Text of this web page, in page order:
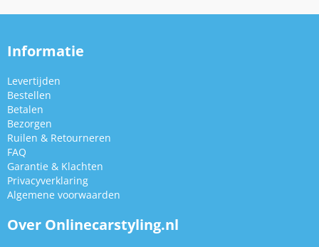
Informatie
Levertijden
Bestellen
Betalen
Bezorgen
Ruilen & Retourneren
FAQ
Garantie & Klachten
Privacyverklaring
Algemene voorwaarden
Over Onlinecarstyling.nl